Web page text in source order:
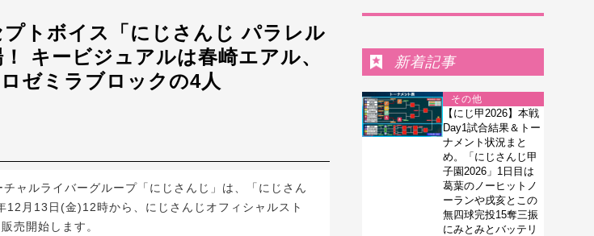
プトボイス「にじさんじ パラレル
キービジュアルは春崎エアル、
ゼミラブロックの4人
ャルライバーグループ「にじさんじ」は、「にじさん
12月13日(金)12時から、にじさんじオフィシャルスト
売開始します。
新着記事
その他
【にじ甲2026】本戦
Day1試合結果＆トー
ナメント状況まと
め。「にじさんじ甲
子園2026」1日目は
葛葉のノーヒットノ
ーランや戌亥とこの
無四球完投15奪三振
にみとみとバッテリ